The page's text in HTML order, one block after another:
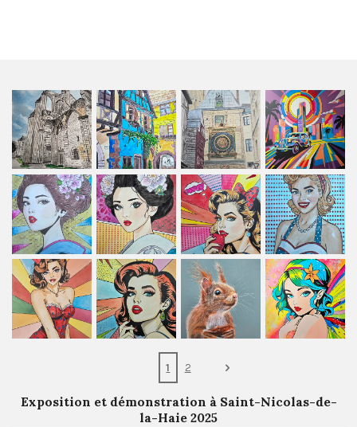
1 2
Exposition et démonstration à Saint-Nicolas-de-
la-Haie 2025